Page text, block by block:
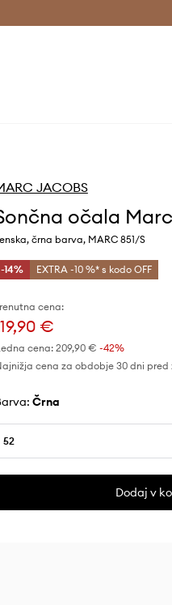
JACOBS
očala
črna barva, MARC 851/S
-14% EXTRA -10 %* s kodo OFF
cena:
€
cena: 209,90 € -42%
cena za obdobje 30 dni pred
črna
52
Dodaj v